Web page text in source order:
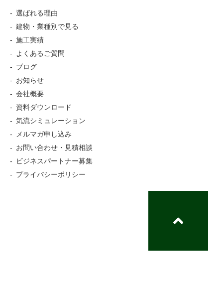
選ばれる理由
建物・業種別で見る
施工実績
よくあるご質問
ブログ
お知らせ
会社概要
資料ダウンロード
気流シミュレーション
メルマガ申し込み
お問い合わせ・見積相談
ビジネスパートナー募集
プライバシーポリシー